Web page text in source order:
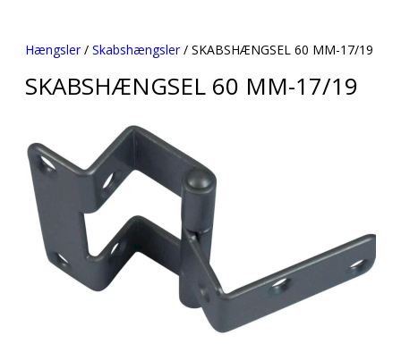
Hængsler/ Skabshængsler/ SKABSHÆNGSEL 60 MM-17/19
SKABSHÆNGSEL 60 MM-17/19